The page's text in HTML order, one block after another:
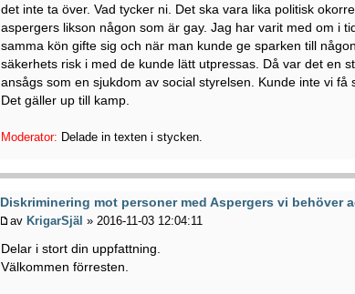
det inte ta över. Vad tycker ni. Det ska vara lika politisk
aspergers likson någon som är gay. Jag har varit med om i
samma kön gifte sig och när man kunde ge sparken till
säkerhets risk i med de kunde lätt utpressas. Då var det en
ansågs som en sjukdom av social styrelsen. Kunde inte vi få
Det gäller up till kamp.
Moderator: Delade in texten i stycken.
Diskriminering mot personer med Aspergers vi behöver
av KrigarSjäl » 2016-11-03 12:04:11
Delar i stort din uppfattning.
Välkommen förresten.